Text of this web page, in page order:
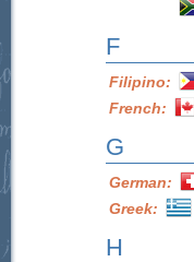
F
Filipino:
French:
G
German:
Greek:
H